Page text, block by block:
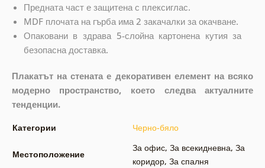
Предната част е защитена с плексиглас.
MDF плочата на гърба има 2 закачалки за окачване.
Опаковани в здрава 5-слойна картонена кутия за
безопасна доставка.
Плакатът на стената е декоративен елемент на всяко
модерно пространство, което следва актуалните
тенденции.
Категории Черно-бяло
Местоположение
За офис, За всекидневна, За
коридор, За спалня